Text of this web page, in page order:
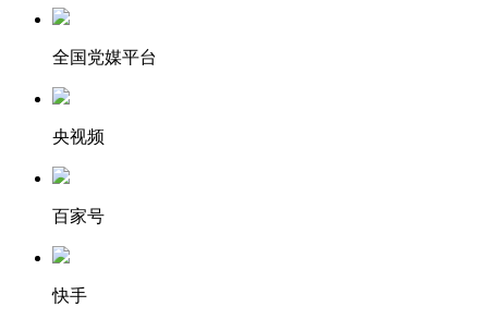
全国党媒平台
央视频
百家号
快手